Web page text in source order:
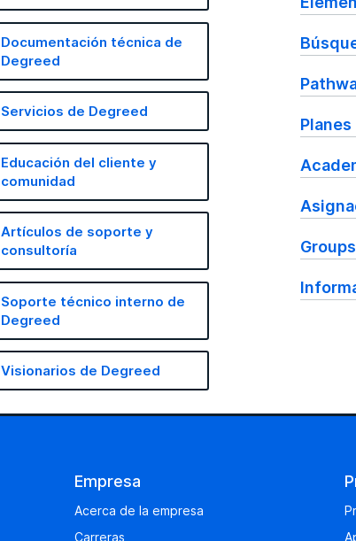
Documentación técnica de
Degreed
Servicios de Degreed
Educación del cliente y
comunidad
Artículos de soporte y
consultoría
Soporte técnico interno de
Degreed
Visionarios de Degreed
Planes
Groups
Empresa
Acerca de la empresa
Carreras